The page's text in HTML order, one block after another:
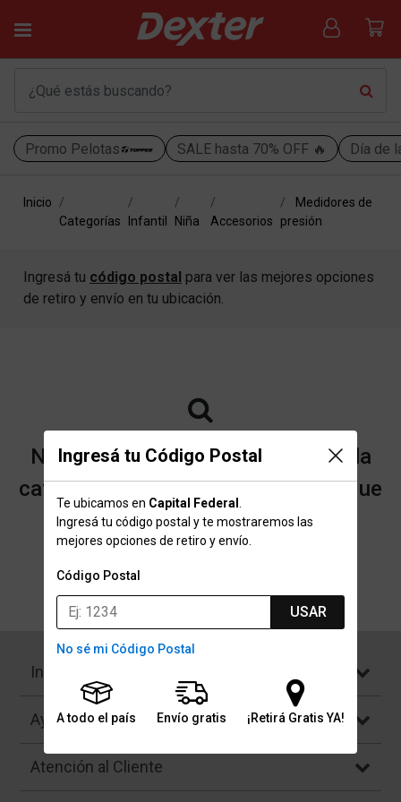
Promo Pelotas SALE hasta 70% OFF 🔥 Día de
Ingresá tu Código Postal
Te ubicamos en Capital Federal
Ingresá tu código postal y te mostraremos las
mejores opciones de retiro y envío.
Código Postal
USAR
No sé mi Código Postal
A todo el país Envío gratis ¡Retirá Gratis YA!
Inicio
Categorías
Infantil Niña Accesorios
Medidores de
presión
Ingresá tu código postal para ver las mejores opciones
de retiro y envío en tu ubicación.
No encontramos resultados para la
categoría "Medidores de presión" que
buscaste.
Institucional
Ayuda
Atención al Cliente